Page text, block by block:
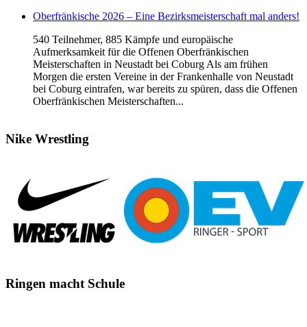
Oberfränkische 2026 – Eine Bezirksmeisterschaft mal anders!
540 Teilnehmer, 885 Kämpfe und europäische
Aufmerksamkeit für die Offenen Oberfränkischen
Meisterschaften in Neustadt bei Coburg Als am frühen
Morgen die ersten Vereine in der Frankenhalle von Neustadt
bei Coburg eintrafen, war bereits zu spüren, dass die Offenen
Oberfränkischen Meisterschaften...
Nike Wrestling
Ringen macht Schule